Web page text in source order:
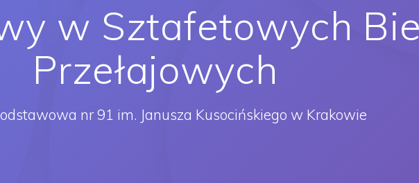
w Sztafetowych
Przełajowych
nr 91 im. Janusza Kusocińskiego w Krakowie